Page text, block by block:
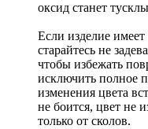
оксид станет
Если изделие имеет
старайтесь не
чтобы избежать
исключить полное
изменения цвета
не боится, цвет не
только от сколов.